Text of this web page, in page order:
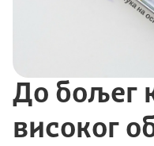
До бољег
висoког